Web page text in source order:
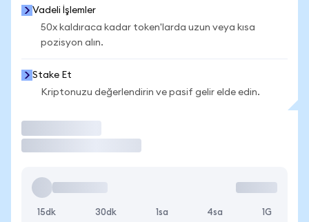
Vadeli İşlemler
50x kaldıraca kadar token'larda uzun veya kısa
pozisyon alın.
Stake Et
Kriptonuzu değerlendirin ve pasif gelir elde edin.
15dk 30dk 1sa 4sa 1G